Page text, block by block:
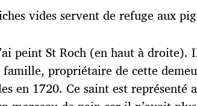
vides servent de refuge aux
peint St Roch (en haut à droite).
propriétaire de cette
en 1720. Ce saint est représenté